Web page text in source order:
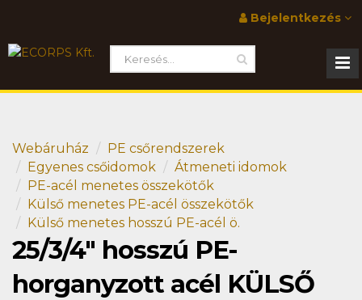
Bejelentkezés
Webáruház
PE csőrendszerek
Egyenes csőidomok
Átmeneti idomok
PE-acél menetes összekötők
Külső menetes PE-acél összekötők
Külső menetes hosszú PE-acél ö.
25/3/4" hosszú PE-
horganyzott acél KÜLSŐ